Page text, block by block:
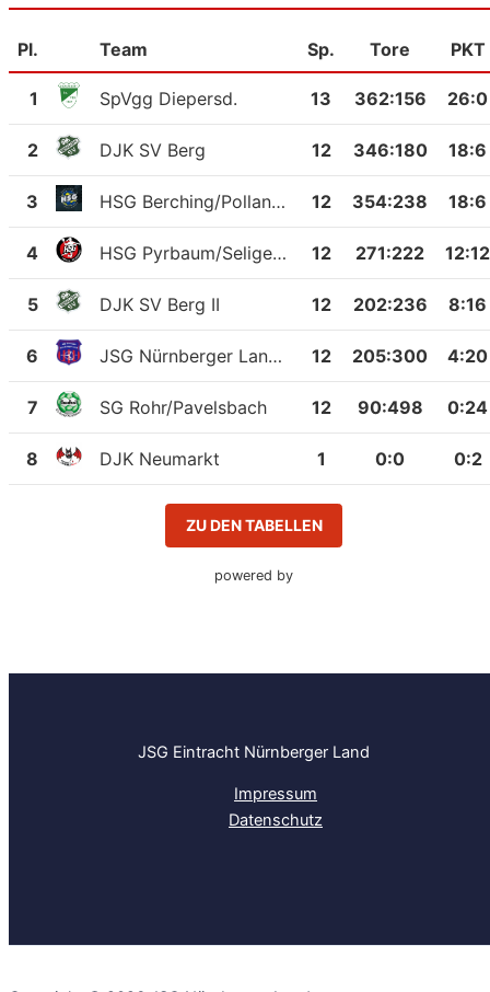
Pl. Team Sp. Tore PKT
1 SpVgg Diepersd. 13 362:156 26:0
2 DJK SV Berg 12 346:180 18:6
3 HSG Berching/Pollanten 12 354:238 18:6
4 HSG Pyrbaum/Seligenporten 12 271:222 12:12
5 DJK SV Berg II 12 202:236 8:16
6 JSG Nürnberger Land II 12 205:300 4:20
7 SG Rohr/Pavelsbach 12 90:498 0:24
8 DJK Neumarkt 1 0:0 0:2
ZU DEN TABELLEN
powered by
JSG Eintracht Nürnberger Land
Impressum
Datenschutz